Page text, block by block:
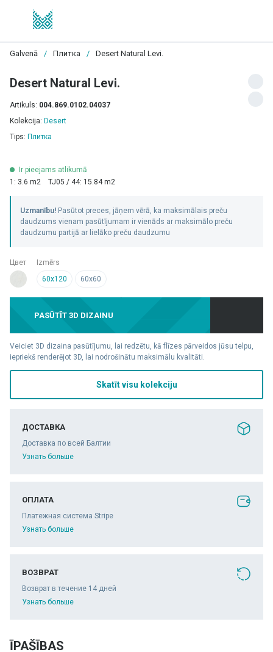
Galvenā / Плитка / Desert Natural Levi.
Desert Natural Levi.
Artikuls: 004.869.0102.04037
Kolekcija: Desert
Tips: Плитка
Ir pieejams atlikumā
1: 3.6 m2
TJ05 / 44: 15.84 m2
Uzmanību! Pasūtot preces, jāņem vērā, ka maksimālais preču
daudzums vienam pasūtījumam ir vienāds ar maksimālo preču
daudzumu partijā ar lielāko preču daudzumu
Цвет
Izmērs
60x120
60x60
PASŪTĪT 3D DIZAINU
Veiciet 3D dizaina pasūtījumu, lai redzētu, kā flīzes pārveidos jūsu telpu,
iepriekš renderējot 3D, lai nodrošinātu maksimālu kvalitāti.
Skatīt visu kolekciju
ДОСТАВКА
Доставка по всей Балтии
Узнать больше
ОПЛАТА
Платежная система Stripe
Узнать больше
ВОЗВРАТ
Возврат в течение 14 дней
Узнать больше
ĪPAŠĪBAS